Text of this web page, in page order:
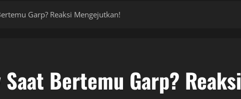
Garp? Reaksi Mengejutkan!
Bertemu Garp? Reaksi